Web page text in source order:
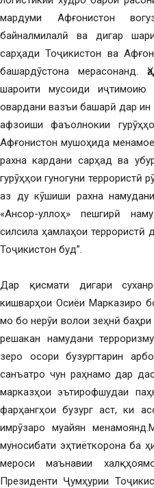
мардуми Афғонистон
байналмилалӣ ва дигар
сарҳади Тоҷикистон ва
башардӯстона мерасонанд.
шароити мусоиди
овардани вазъи башарӣ дар
афзоиши фаъолнокии
Афғонистон мушоҳида
рахна кардани сарҳад ва
гурӯҳҳои гуногуни
аз ду кӯшиши рахна
«Ансор-уллоҳ» пешгирӣ
силсила ҳамлаҳои террористӣ
Тоҷикистон буд”.
Дар қисмати дигари
кишварҳои Осиёи Марказиро
мо бо нерӯи волои зеҳнӣ
решакан намудани
зеро осори бузургтарин
санъатро чун раҳнамо дар
марказҳои эътирофшудаи
фарҳангҳои бузург аст, ки
имрӯзаро муайян
муносибати эҳтиёткорона ба
мероси маънавии
Президенти Ҷумҳурии